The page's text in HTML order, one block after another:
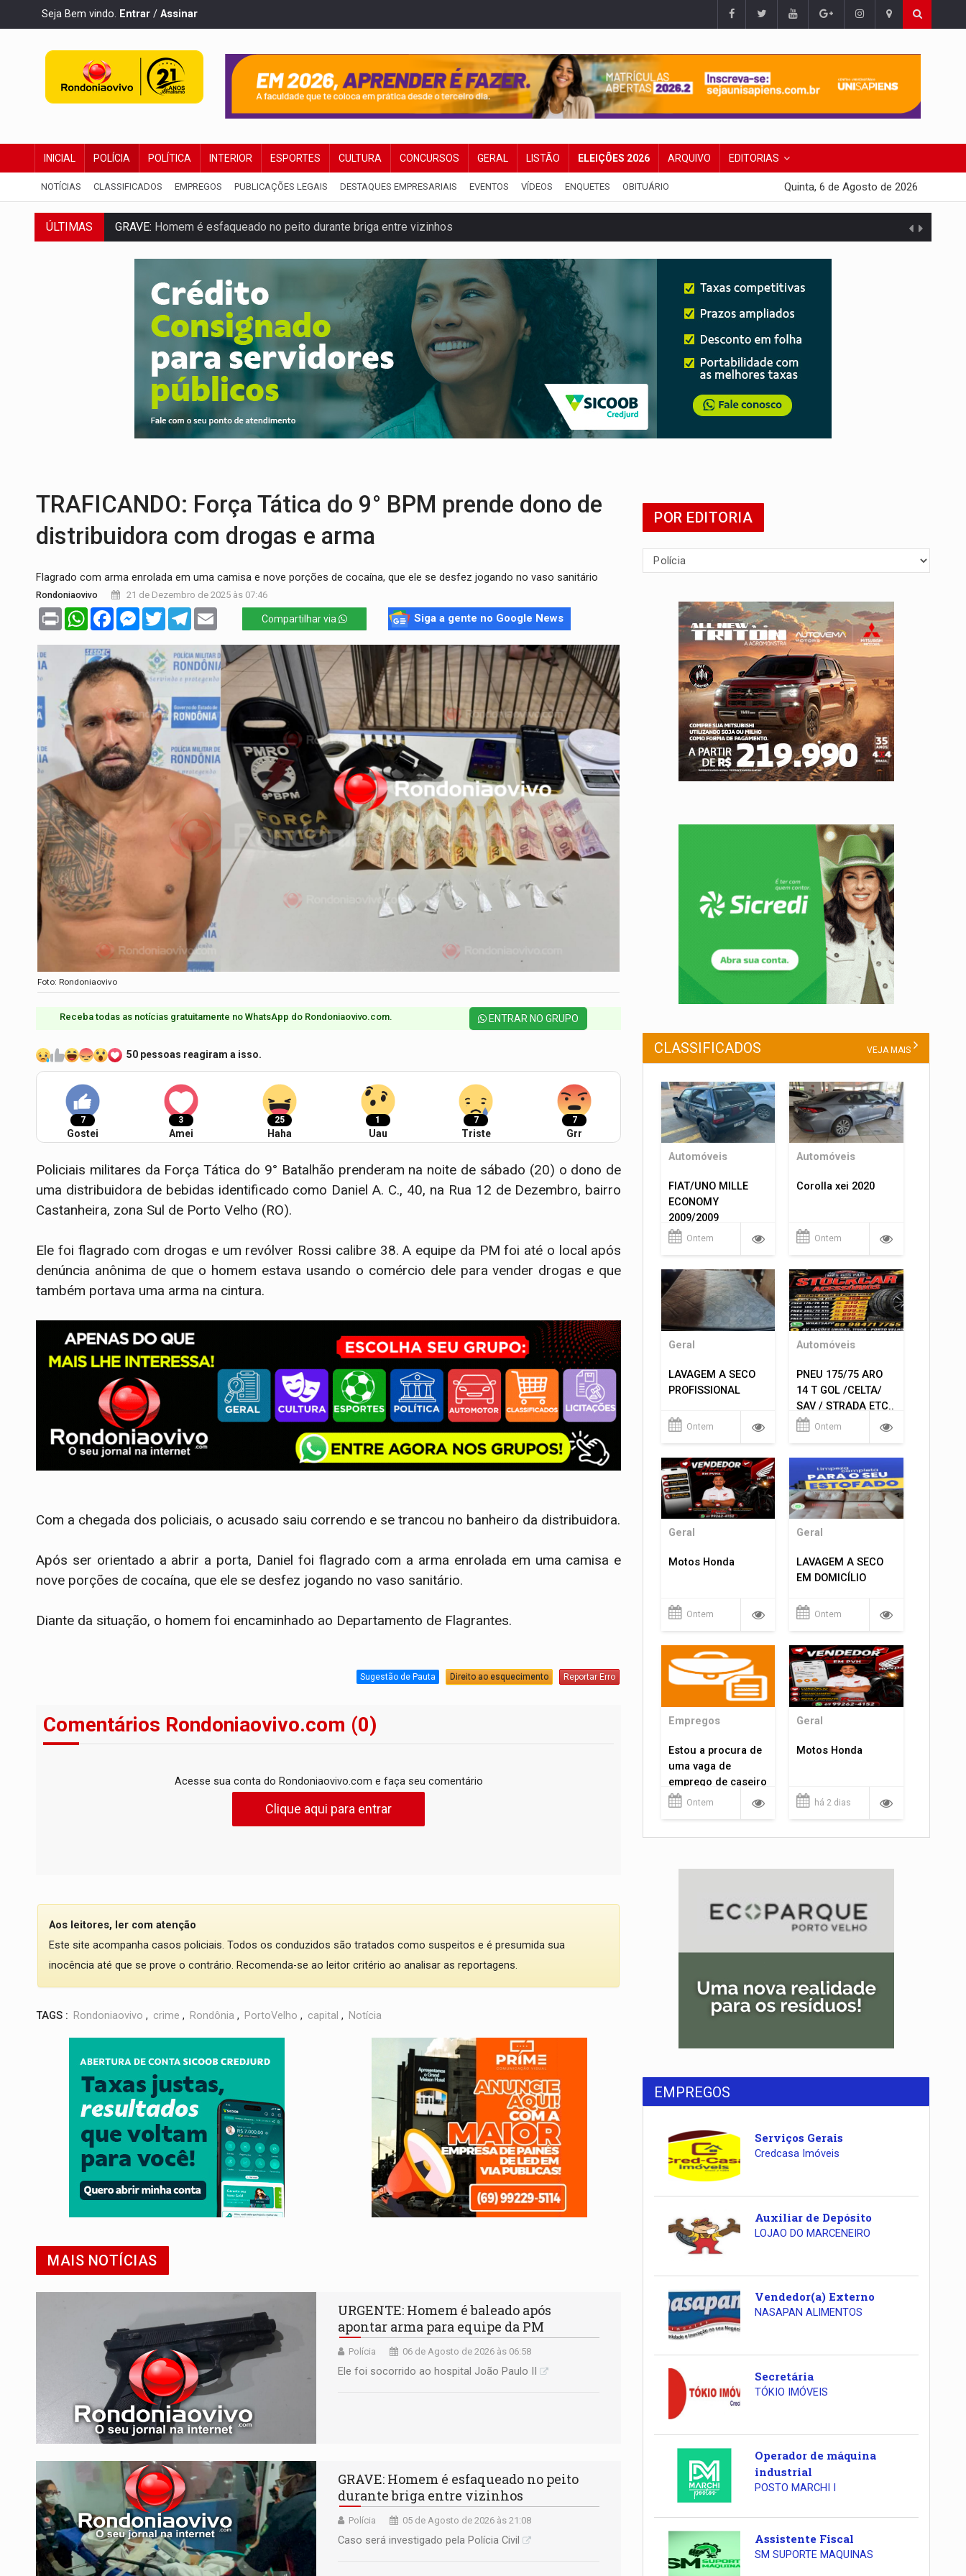
Seja Bem vindo. Entrar / Assinar
INICIAL POLÍCIA POLÍTICA INTERIOR ESPORTES CULTURA CONCURSOS GERAL LISTÃO ELEIÇÕES 2026 ARQUIVO EDITORIAS
NOTÍCIAS CLASSIFICADOS EMPREGOS PUBLICAÇÕES LEGAIS DESTAQUES EMPRESARIAIS EVENTOS VÍDEOS ENQUETES OBITUÁRIO Quinta, 6 de Agosto de 2026
ÚLTIMAS VÍDEO:Denarc e Receita Federal apreendem 12 kg de skunk e arma que iam para o Sudeste
OPERAÇÃO DA PC:Membros do CV são presos com armas e drogas após crime de tortur@
ENTRADA GRATUITA:Espetáculo As Marias Somos Nós será apresentado na capital
Três são presos após furto de motocicleta em frente de academia
CELEBRAÇÃO: Cerejeiras completa 43 anos de emancipação com programação esportiva
Anvisa desmente boato sobre presença de plástico ou petróleo em ovos
Pitbulls fogem de residência e atacam casal de idosos na zona Leste
AÇÃO CONJUNTA: Forças policiais apreendem cerca de 1kg de ouro em Rondônia
TRAFICANDO: Força Tática do 9° BPM prende dono de
distribuidora com drogas e arma
Flagrado com arma enrolada em uma camisa e nove porções de cocaína, que ele se desfez jogando no vaso sanitário
Rondoniaovivo 21 de Dezembro de 2025 às 07:46
Print WhatsAppFacebookMessenger
TwitterTelegram Compartilhar via Siga a gente no Google News
Foto: Rondoniaovivo
Receba todas as notícias gratuitamente no WhatsApp do Rondoniaovivo.com.​ ENTRAR NO GRUPO
50 pessoas reagiram a isso.
7
Gostei
3
Amei
25
Haha
1
Uau
7
Triste
7
Grr
Policiais militares da Força Tática do 9° Batalhão prenderam na noite de sábado (20) o dono de
uma distribuidora de bebidas identificado como Daniel A. C., 40, na Rua 12 de Dezembro, bairro
Castanheira, zona Sul de Porto Velho (RO).
Ele foi flagrado com drogas e um revólver Rossi calibre 38. A equipe da PM foi até o local após
denúncia anônima de que o homem estava usando o comércio dele para vender drogas e que
também portava uma arma na cintura.
Com a chegada dos policiais, o acusado saiu correndo e se trancou no banheiro da distribuidora.
Após ser orientado a abrir a porta, Daniel foi flagrado com a arma enrolada em uma camisa e
nove porções de cocaína, que ele se desfez jogando no vaso sanitário.
Diante da situação, o homem foi encaminhado ao Departamento de Flagrantes.
Sugestão de Pauta Direito ao esquecimento Reportar Erro
Comentários Rondoniaovivo.com (0)
Acesse sua conta do Rondoniaovivo.com e faça seu comentário
Clique aqui para entrar
Aos leitores, ler com atenção
Este site acompanha casos policiais. Todos os conduzidos são tratados como suspeitos e é presumida sua
inocência até que se prove o contrário. Recomenda-se ao leitor critério ao analisar as reportagens.
TAGS : Rondoniaovivo , crime , Rondônia , PortoVelho , capital , Notícia
MAIS NOTÍCIAS
URGENTE: Homem é baleado após
apontar arma para equipe da PM
Polícia 06 de Agosto de 2026 às 06:58
Ele foi socorrido ao hospital João Paulo II
GRAVE: Homem é esfaqueado no peito
durante briga entre vizinhos
Polícia 05 de Agosto de 2026 às 21:08
Caso será investigado pela Polícia Civil
POR EDITORIA
CLASSIFICADOS VEJA MAIS
Automóveis
FIAT/UNO MILLE
ECONOMY
2009/2009
Ontem
Automóveis
Corolla xei 2020
Ontem
Geral
LAVAGEM A SECO
PROFISSIONAL
Ontem
Automóveis
PNEU 175/75 ARO
14 T GOL /CELTA/
SAV / STRADA ETC..
R$ 219,99
Ontem
Geral
Motos Honda
Ontem
Geral
LAVAGEM A SECO
EM DOMICÍLIO
Ontem
Empregos
Estou a procura de
uma vaga de
emprego de caseiro
em porto velho
Ontem
Geral
Motos Honda
há 2 dias
EMPREGOS
Serviços Gerais
Credcasa Imóveis
Auxiliar de Depósito
LOJAO DO MARCENEIRO
Vendedor(a) Externo
NASAPAN ALIMENTOS
Secretária
TÓKIO IMÓVEIS
Operador de máquina
industrial
POSTO MARCHI I
Assistente Fiscal
SM SUPORTE MAQUINAS